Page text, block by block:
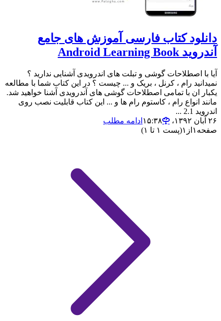
دانلود کتاب فارسی آموزش های جامع
آندروید Android Learning Book
آیا با اصطلاحات گوشی و تبلت های اندرویدی آشنایی ندارید ؟
نمیدانید رام ، کرنل ، بریک و ... چیست ؟ در این کتاب شما با مطالعه
یکبار ان با تمامی اصطلاحات گوشی های آندرویدی آشنا خواهید شد.
مانند انواع رام ، کاستوم رام ها و ... این کتاب قابلیت نصب روی
اندروید 2.1 ...
۲۶ آبان ۱۳۹۲،‏ ۱۵:۳۸
ادامه مطلب
صفحه ۱ از ۱(پست ۱ تا ۱)